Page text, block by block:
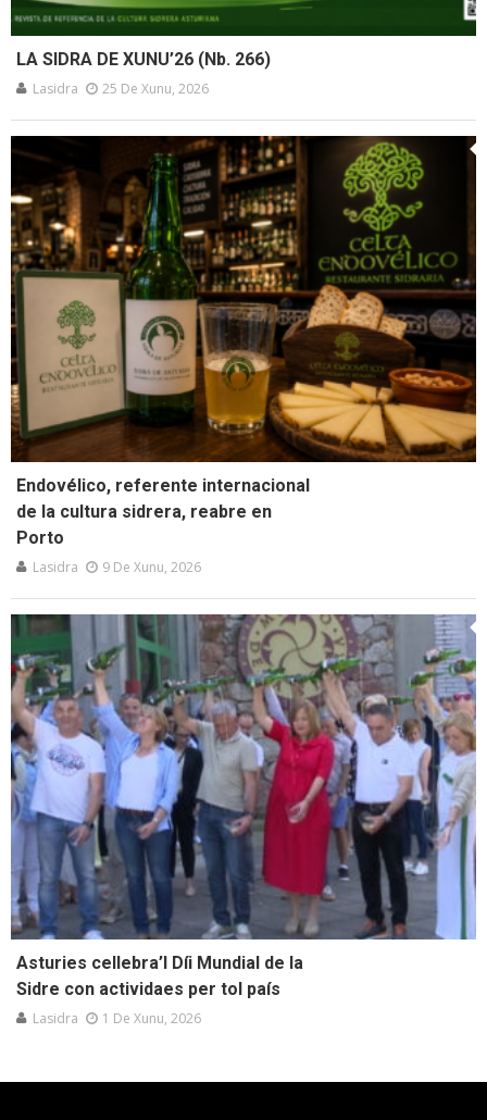
LA SIDRA DE XUNU’26 (Nb. 266)
Lasidra 25 De Xunu, 2026
Endovélico, referente internacional
de la cultura sidrera, reabre en
Porto
Lasidra 9 De Xunu, 2026
Asturies cellebra’l Díi Mundial de la
Sidre con actividaes per tol país
Lasidra 1 De Xunu, 2026